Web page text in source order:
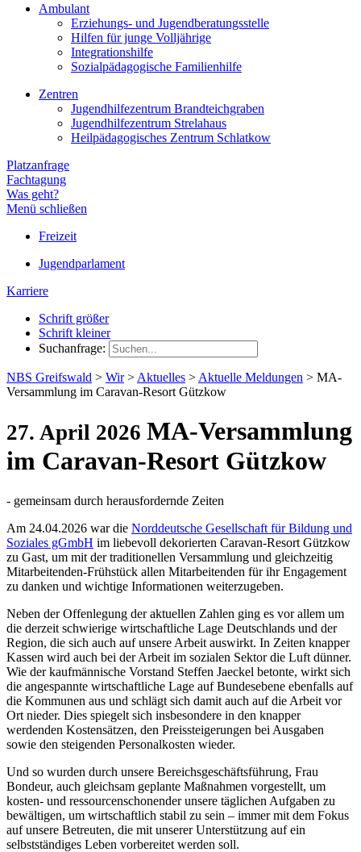
Ambulant
Erziehungs- und Jugendberatungsstelle
Hilfen für junge Volljährige
Integrationshilfe
Sozialpädagogische Familienhilfe
Zentren
Jugendhilfezentrum Brandteichgraben
Jugendhilfezentrum Strelahaus
Heilpädagogisches Zentrum Schlatkow
Platzanfrage
Fachtagung
Was geht?
Menü schließen
Freizeit
Jugendparlament
Karriere
Schrift größer
Schrift kleiner
Suchanfrage:
NBS Greifswald > Wir > Aktuelles > Aktuelle Meldungen > MA-
Versammlung im Caravan-Resort Gützkow
27. April 2026 MA-Versammlung
im Caravan-Resort Gützkow
- gemeinsam durch herausfordernde Zeiten
Am 24.04.2026 war die Norddeutsche Gesellschaft für Bildung und
Soziales gGmbH im liebevoll dekorierten Caravan-Resort Gützkow
zu Gast, um mit der traditionellen Versammlung und gleichzeitig
Mitarbeitenden-Frühstück allen Mitarbeitenden für ihr Engagement
zu danken und wichtige Informationen weiterzugeben.
Neben der Offenlegung der aktuellen Zahlen ging es vor allem um
die derzeit schwierige wirtschaftliche Lage Deutschlands und der
Region, die sich auch auf unsere Arbeit auswirkt. In Zeiten knapper
Kassen wird auch bei der Arbeit im sozialen Sektor die Luft dünner.
Wie der kaufmännische Vorstand Steffen Jaeckel betonte, wirkt sich
die angespannte wirtschaftliche Lage auf Bundesebene ebenfalls auf
die Kommunen aus und schlägt sich damit auch auf die Arbeit vor
Ort nieder. Dies spiegelt sich insbesondere in den knapper
werdenden Kostensätzen, den Preissteigerungen bei Ausgaben
sowie den steigenden Personalkosten wieder.
Und so wurden durch unsere Bereichsgeschäftsführung, Frau
Bondeur, auch gleichsam geplante Maßnahmen vorgestellt, um
kosten- und ressourcenschonender unsere täglichen Aufgaben zu
bewältigen, um wirtschaftlich stabil zu sein – immer mit dem Fokus
auf unsere Betreuten, die mit unserer Unterstützung auf ein
selbstständiges Leben vorbereitet werden soll.